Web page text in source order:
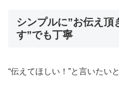
シンプルに”お伝え頂
す”でも丁寧
“伝えてほしい！”と言いたい